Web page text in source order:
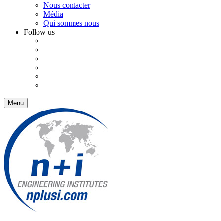
Nous contacter
Média
Qui sommes nous
Follow us
Menu